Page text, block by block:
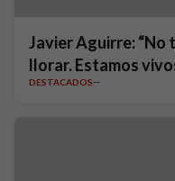
Javier Aguirre: “No
llorar. Estamos
DESTACADOS